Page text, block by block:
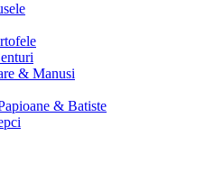
& Manusi
& Batiste